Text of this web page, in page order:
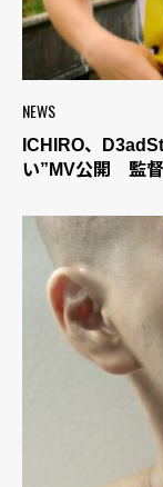
NEWS
ICHIRO、
い”MV公開 監